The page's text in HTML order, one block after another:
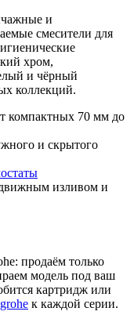
и
смесители для
хром,
и чёрный
коллекций.
компактных 70 мм до
и скрытого
изливом и
продаём только
модель под ваш
картридж или
к каждой серии.